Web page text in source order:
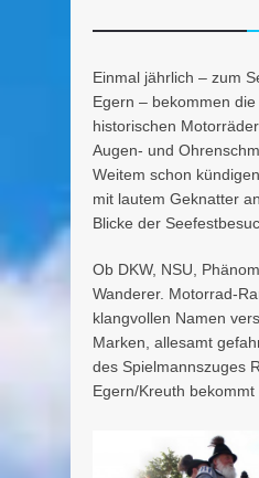
Einmal jährlich – zum
Egern – bekommen
historischen
Augen- und
Weitem schon
mit lautem Geknatter
Blicke der
Ob DKW, NSU,
Wanderer. Motorrad-
klangvollen Namen
Marken, allesamt
des Spielmannszuges
Egern/Kreuth bekommt